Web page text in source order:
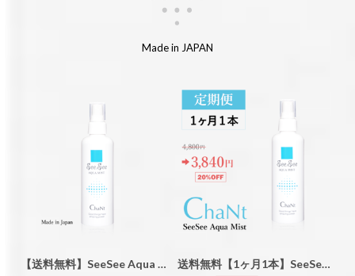
Made in JAPAN
【送料無料】SeeSee Aqua Mist：200mL 送料無料【1ヶ月1本】SeeSee Aqua Mist：200mL